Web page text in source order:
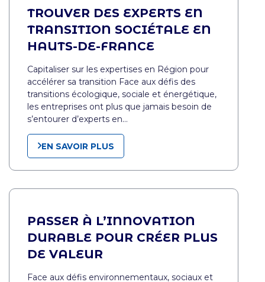
TROUVER DES EXPERTS EN
TRANSITION SOCIÉTALE EN
HAUTS-DE-FRANCE
Capitaliser sur les expertises en Région pour
accélérer sa transition Face aux défis des
transitions écologique, sociale et énergétique,
les entreprises ont plus que jamais besoin de
s’entourer d’experts en…
EN SAVOIR PLUS
PASSER À L’INNOVATION
DURABLE POUR CRÉER PLUS
DE VALEUR
Face aux défis environnementaux, sociaux et